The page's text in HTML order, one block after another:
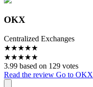
OKX
Centralized Exchanges
★★★★★
★★★★★
3.99 based on 129 votes
Read the review Go to OKX